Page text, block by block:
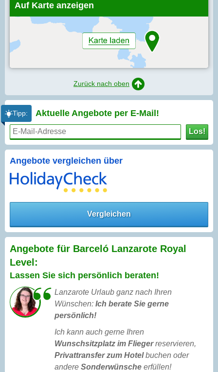
Auf Karte anzeigen
Zurück nach oben
Tipp: Aktuelle Angebote per E-Mail!
Los!
Angebote vergleichen über
Vergleichen
Angebote für Barceló Lanzarote Royal
Level:
Lassen Sie sich persönlich beraten!
Lanzarote Urlaub ganz nach Ihren
Wünschen: Ich berate Sie gerne
persönlich!
Ich kann auch gerne Ihren
Wunschsitzplatz im Fliegerreservieren,
Privattransfer zum Hotelbuchen oder
andere Sonderwünsche erfüllen!